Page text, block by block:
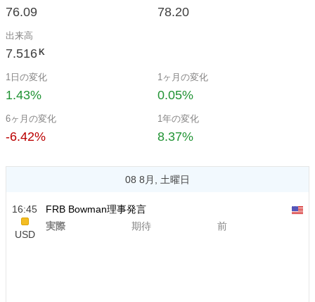
76.09 78.20
出来高
7.516 K
1日の変化
1.43%
1ヶ月の変化
0.05%
6ヶ月の変化
-6.42%
1年の変化
8.37%
08 8月, 土曜日
16:45
USD
FRB Bowman理事発言
実際
期待 前